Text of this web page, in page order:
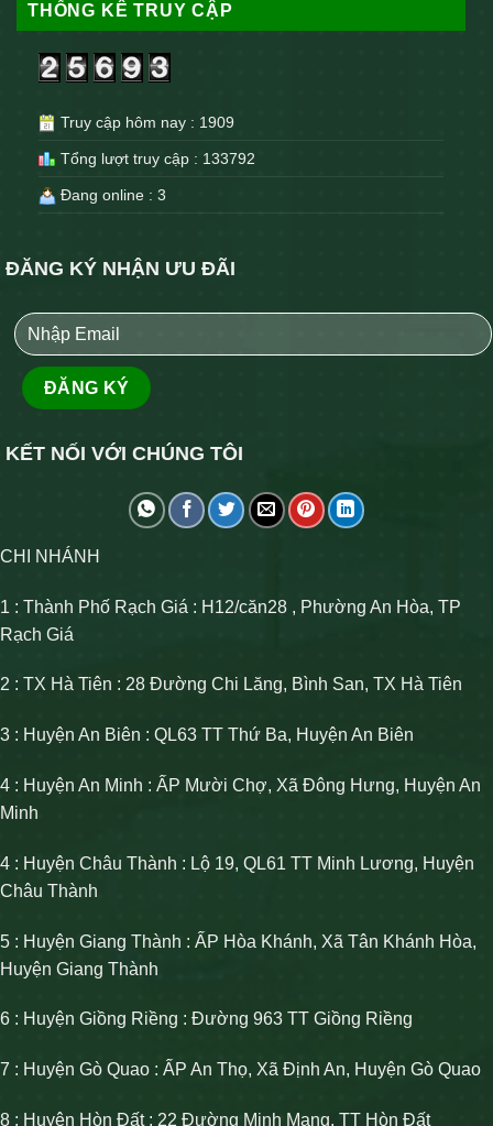
THỐNG KÊ TRUY CẬP
Truy cập hôm nay : 1909
Tổng lượt truy cập : 133792
Đang online : 3
ĐĂNG KÝ NHẬN ƯU ĐÃI
KẾT NỐI VỚI CHÚNG TÔI
CHI NHÁNH
1 : Thành Phố Rạch Giá : H12/căn28 , Phường An Hòa, TP
Rạch Giá
2 : TX Hà Tiên : 28 Đường Chi Lăng, Bình San, TX Hà Tiên
3 : Huyện An Biên : QL63 TT Thứ Ba, Huyện An Biên
4 : Huyện An Minh : ẤP Mười Chợ, Xã Đông Hưng, Huyện An
Minh
4 : Huyện Châu Thành : Lộ 19, QL61 TT Minh Lương, Huyện
Châu Thành
5 : Huyện Giang Thành : ẤP Hòa Khánh, Xã Tân Khánh Hòa,
Huyện Giang Thành
6 : Huyện Giồng Riềng : Đường 963 TT Giồng Riềng
7 : Huyện Gò Quao : ẤP An Thọ, Xã Định An, Huyện Gò Quao
8 : Huyện Hòn Đất : 22 Đường Minh Mạng, TT Hòn Đất